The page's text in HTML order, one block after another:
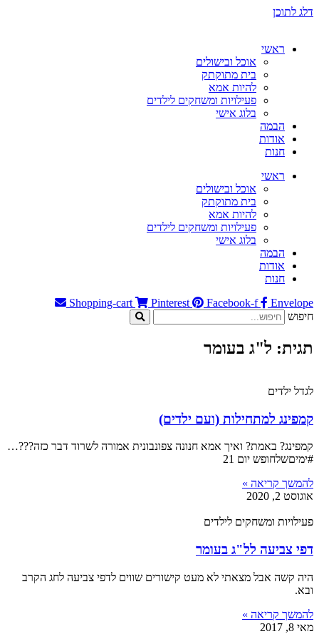
דלג לתוכן
ראשי
אוכל ובישולים
בית מתוקתק
להיות אמא
פעילויות ומשחקים לילדים
בלוג אישי
הבמה
אודות
חנות
ראשי
אוכל ובישולים
בית מתוקתק
להיות אמא
פעילויות ומשחקים לילדים
בלוג אישי
הבמה
אודות
חנות
Shopping-cart
Pinterest Facebook-f
Envelope
חיפוש
תגית: ל"ג בעומר
לגדל ילדים
קמפינג למתחילות (ועם ילדים)
קמפינג? באמת? ואיך אמא חנונה צפונבונית אמורה לשרוד דבר כזה???…
#ימיםשלחופש יום 21
להמשך קריאה »
אוגוסט 2, 2020
פעילויות ומשחקים לילדים
דפי צביעה לל"ג בעומר
היה קשה אבל מצאתי לא מעט קישורים שווים לדפי צביעה לחג הקרב
ובא.
להמשך קריאה »
מאי 8, 2017